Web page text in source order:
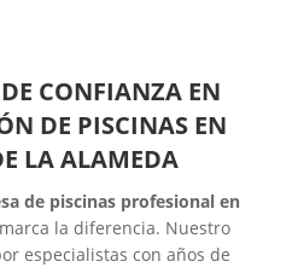
CONFIANZA EN
DE PISCINAS EN
LA ALAMEDA
de piscinas profesional en
la diferencia. Nuestro
especialistas con años de